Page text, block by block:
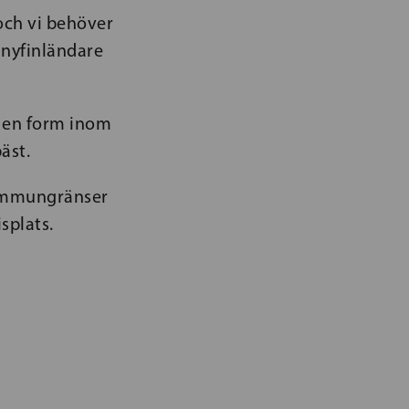
vi behöver
form inom